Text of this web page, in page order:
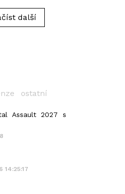
další
ostatní
Assault 2027 s
14:25:17